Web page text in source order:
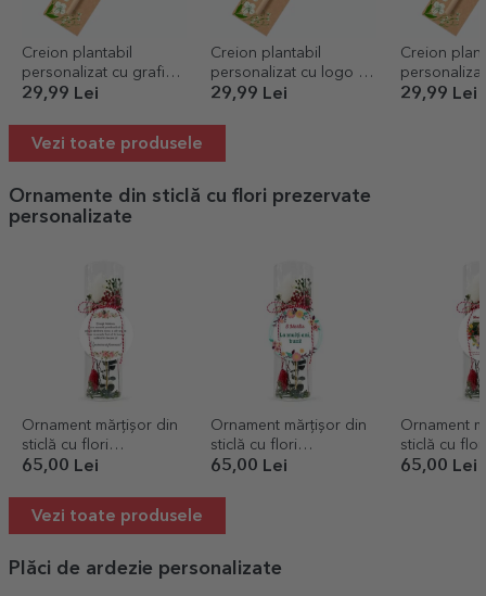
Creion plantabil
personalizat cu grafica
ta
29,99 Lei
Creion plantabil
personalizat cu logo și
mesaj - Mărțișor
29,99 Lei
Creion
pentru
29,99 Lei
Vezi toate produsele
Ornamente din sticlă cu flori prezervate
personalizate
Ornament mărțișor din
sticlă cu flori
prezervate personalizat
65,00 Lei
Ornament mărțișor din
sticlă cu flori
prezervate personalizat
65,00 Lei
Ornament
sticlă cu flori
prezervate
65,00 Lei
Vezi toate produsele
Plăci de ardezie personalizate